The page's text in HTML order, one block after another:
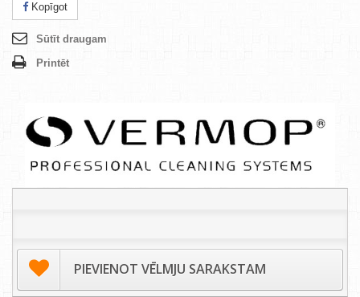
Kopīgot
Sūtīt draugam
Printēt
PIEVIENOT VĒLMJU SARAKSTAM